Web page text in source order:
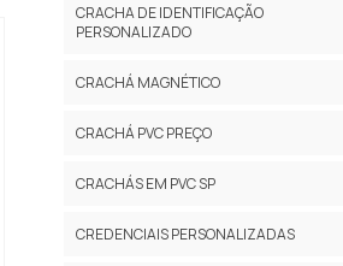
CRACHA DE IDENTIFICAÇÃO
PERSONALIZADO
CRACHÁ MAGNÉTICO
CRACHÁ PVC PREÇO
CRACHÁS EM PVC SP
CREDENCIAIS PERSONALIZADAS